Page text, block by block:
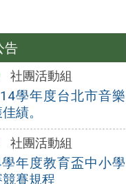
告
社團活動組
學年度台北市音樂
績。
社團活動組
年度教育盃中小學
賽規程